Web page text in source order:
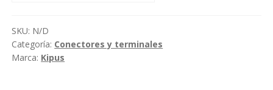
salidas
Kipus
SKU: N/D
Categoría: Conectores y terminales
Marca: Kipus